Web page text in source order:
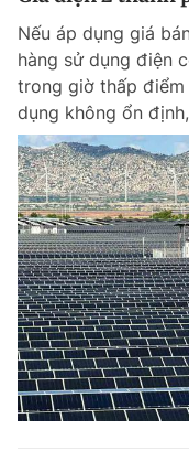
Nếu áp dụng giá
hàng sử dụng điện
trong giờ thấp điểm
dụng không ổn